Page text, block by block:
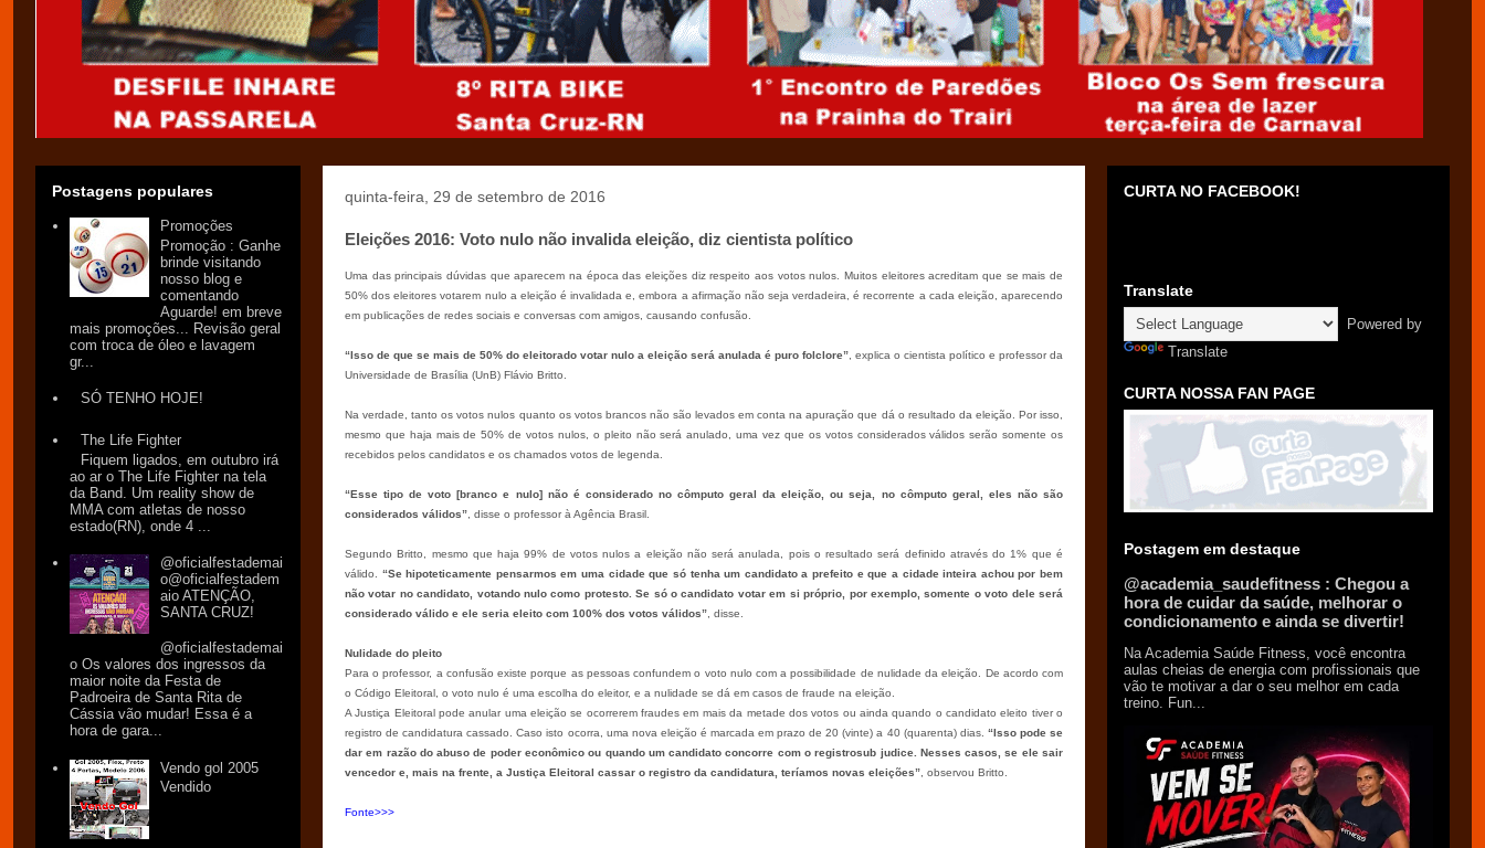
quinta-feira, 29 de setembro de 2016
Eleições 2016: Voto nulo não invalida eleição, diz cientista político
Uma das principais dúvidas que aparecem na época das eleições diz respeito aos votos nulos. Muitos eleitores acreditam que se mais de
50% dos eleitores votarem nulo a eleição é invalidada e, embora a afirmação não seja verdadeira, é recorrente a cada eleição, aparecendo
em publicações de redes sociais e conversas com amigos, causando confusão.
“Isso de que se mais de 50% do eleitorado votar nulo a eleição será anulada é puro folclore” , explica o cientista político e professor da
Universidade de Brasília (UnB) Flávio Britto.
Na verdade, tanto os votos nulos quanto os votos brancos não são levados em conta na apuração que dá o resultado da eleição. Por isso,
mesmo que haja mais de 50% de votos nulos, o pleito não será anulado, uma vez que os votos considerados válidos serão somente os
recebidos pelos candidatos e os chamados votos de legenda.
“Esse tipo de voto [branco e nulo] não é considerado no cômputo geral da eleição, ou seja, no cômputo geral, eles não são
considerados válidos” , disse o professor à Agência Brasil.
Segundo Britto, mesmo que haja 99% de votos nulos a eleição não será anulada, pois o resultado será definido através do 1% que é
válido. “Se hipoteticamente pensarmos em uma cidade que só tenha um candidato a prefeito e que a cidade inteira achou por bem
não votar no candidato, votando nulo como protesto. Se só o candidato votar em si próprio, por exemplo, somente o voto dele será
considerado válido e ele seria eleito com 100% dos votos válidos” , disse.
Nulidade do pleito
Para o professor, a confusão existe porque as pessoas confundem o voto nulo com a possibilidade de nulidade da eleição. De acordo com
o Código Eleitoral, o voto nulo é uma escolha do eleitor, e a nulidade se dá em casos de fraude na eleição.
A Justiça Eleitoral pode anular uma eleição se ocorrerem fraudes em mais da metade dos votos ou ainda quando o candidato eleito tiver o
registro de candidatura cassado. Caso isto ocorra, uma nova eleição é marcada em prazo de 20 (vinte) a 40 (quarenta) dias. “Isso pode se
dar em razão do abuso de poder econômico ou quando um candidato concorre com o registrosub judice. Nesses casos, se ele sair
vencedor e, mais na frente, a Justiça Eleitoral cassar o registro da candidatura, teríamos novas eleições” , observou Britto.
Fonte>>>
Postagens populares
Promoções
Promoção : Ganhe
brinde visitando
nosso blog e
comentando
Aguarde! em breve
mais promoções... Revisão geral
com troca de óleo e lavagem
gr...
SÓ TENHO HOJE!
The Life Fighter
Fiquem ligados, em outubro irá
ao ar o The Life Fighter na tela
da Band. Um reality show de
MMA com atletas de nosso
estado(RN), onde 4 ...
@oficialfestademai
o@oficialfestadem
aio ATENÇÃO,
SANTA CRUZ!
@oficialfestademai
o Os valores dos ingressos da
maior noite da Festa de
Padroeira de Santa Rita de
Cássia vão mudar! Essa é a
hora de gara...
Vendo gol 2005
Vendido
CURTA NO FACEBOOK!
Translate
Powered by
Translate
CURTA NOSSA FAN PAGE
Postagem em destaque
@academia_saudefitness : Chegou a
hora de cuidar da saúde, melhorar o
condicionamento e ainda se divertir!
Na Academia Saúde Fitness, você encontra
aulas cheias de energia com profissionais que
vão te motivar a dar o seu melhor em cada
treino. Fun...